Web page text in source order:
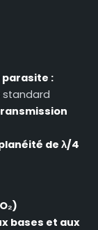
:
standard
de λ/4
bases et aux